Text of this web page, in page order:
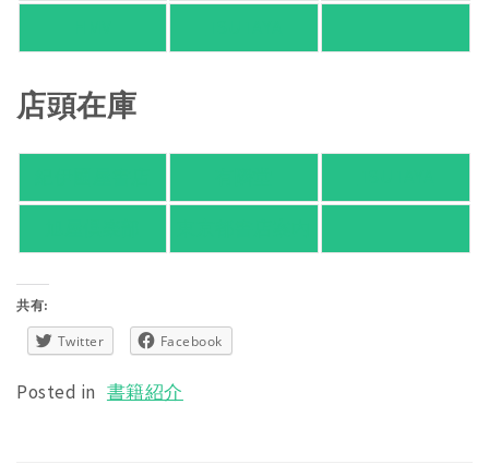
店頭在庫
共有:
Twitter Facebook
Posted in 書籍紹介